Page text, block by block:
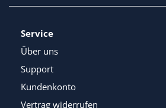
Service
Über uns
Support
Kundenkonto
Vertrag widerrufen